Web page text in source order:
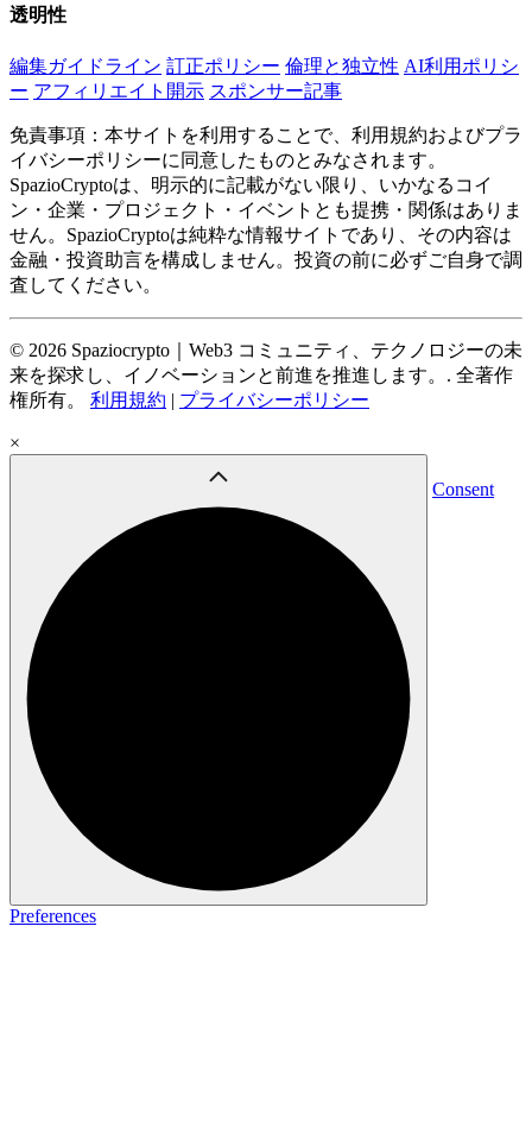
透明性
編集ガイドライン 訂正ポリシー 倫理と独立性 AI利用ポリシ
ー アフィリエイト開示 スポンサー記事
免責事項：本サイトを利用することで、利用規約およびプラ
イバシーポリシーに同意したものとみなされます。
SpazioCryptoは、明示的に記載がない限り、いかなるコイ
ン・企業・プロジェクト・イベントとも提携・関係はありま
せん。SpazioCryptoは純粋な情報サイトであり、その内容は
金融・投資助言を構成しません。投資の前に必ずご自身で調
査してください。
© 2026 Spaziocrypto｜Web3 コミュニティ、テクノロジーの未
来を探求し、イノベーションと前進を推進します。. 全著作
権所有。 利用規約 | プライバシーポリシー
×
Consent
Preferences